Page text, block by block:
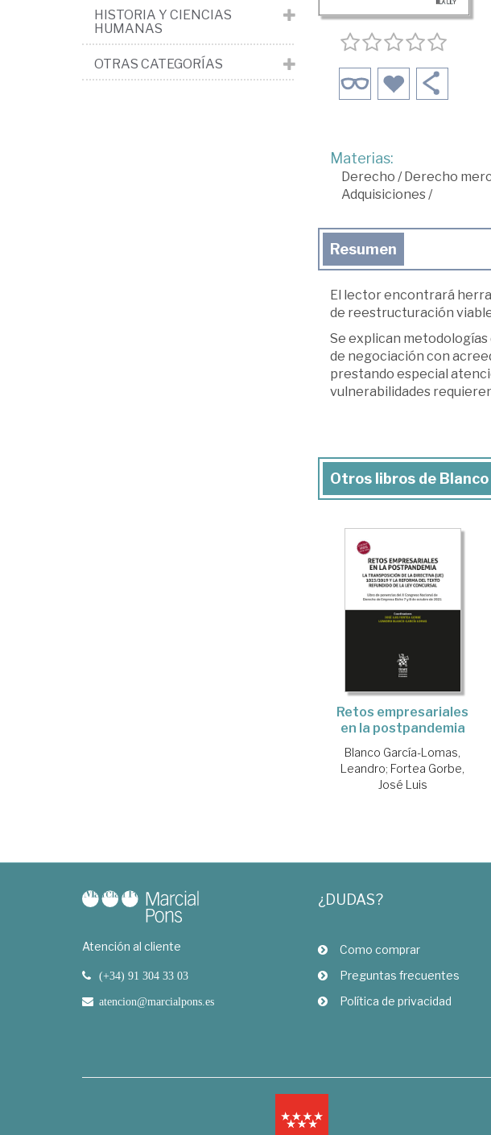
Materias:
Derecho /Derecho
Adquisiciones/
Resumen
El lector encontrará
de reestructuración
Se explican
de negociación con
prestando especial
vulnerabilidades
Otros libros de
Retos empresariales
en la postpandemia
Blanco García-Lomas,
Leandro; Fortea Gorbe,
José Luis
HISTORIA Y CIENCIAS
HUMANAS
OTRAS CATEGORÍAS
Atención al cliente
(+34) 91 304 33 03
atencion@marcialpons.es
¿DUDAS?
Como comprar
Preguntas frecuentes
Política de privacidad